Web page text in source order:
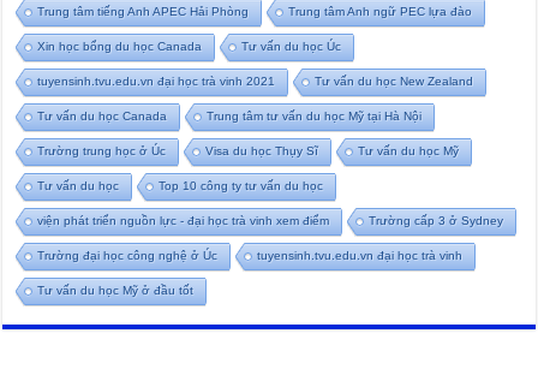
Trung tâm tiếng Anh APEC Hải Phòng Trung tâm Anh ngữ PEC lựa đào
Xin học bổng du học Canada Tư vấn du học Úc
tuyensinh.tvu.edu.vn đại học trà vinh 2021 Tư vấn du học New Zealand
Tư vấn du học Canada Trung tâm tư vấn du học Mỹ tại Hà Nội
Trường trung học ở Úc Visa du học Thụy Sĩ Tư vấn du học Mỹ
Tư vấn du học Top 10 công ty tư vấn du học
viện phát triển nguồn lực - đại học trà vinh xem điểm Trường cấp 3 ở Sydney
Trường đại học công nghệ ở Úc tuyensinh.tvu.edu.vn đại học trà vinh
Tư vấn du học Mỹ ở đầu tốt